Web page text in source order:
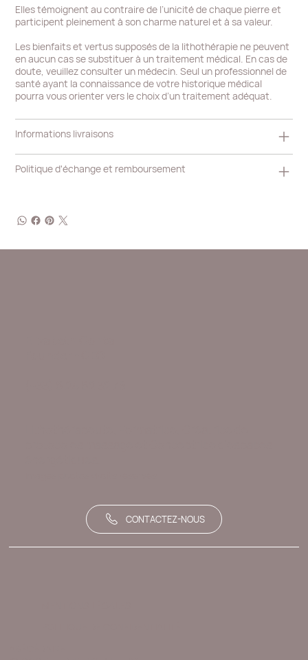
Elles témoignent au contraire de l’unicité de chaque pierre et
participent pleinement à son charme naturel et à sa valeur.
Les bienfaits et vertus supposés de la lithothérapie ne peuvent
en aucun cas se substituer à un traitement médical. En cas de
doute, veuillez consulter un médecin. Seul un professionnel de
santé ayant la connaissance de votre historique médical
pourra vous orienter vers le choix d’un traitement adéquat.
Informations livraisons
Politique d'échange et remboursement
CONTACTEZ-NOUS